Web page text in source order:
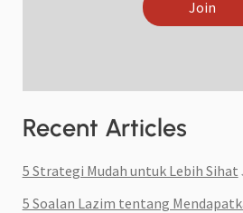
Join
Recent Articles
5 Strategi Mudah untuk Lebih Sihat
5 Soalan Lazim tentang